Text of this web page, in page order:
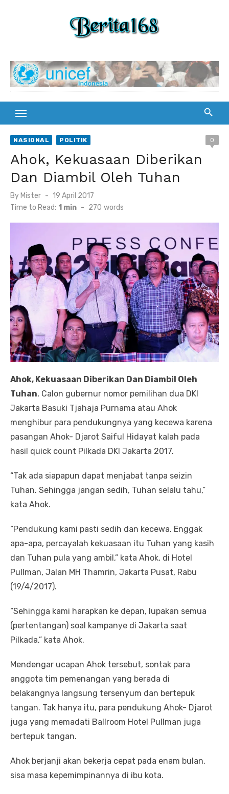
NASIONAL POLITIK 0
Ahok, Kekuasaan Diberikan
Dan Diambil Oleh Tuhan
By Mister
Posted
on
19 April 2017
Time to Read: 1 min - 270 words
Ahok, Kekuasaan Diberikan Dan Diambil Oleh
Tuhan, Calon gubernur nomor pemilihan dua DKI
Jakarta Basuki Tjahaja Purnama atau Ahok
menghibur para pendukungnya yang kecewa karena
pasangan Ahok- Djarot Saiful Hidayat kalah pada
hasil quick count Pilkada DKI Jakarta 2017.
“Tak ada siapapun dapat menjabat tanpa seizin
Tuhan. Sehingga jangan sedih, Tuhan selalu tahu,”
kata Ahok.
“Pendukung kami pasti sedih dan kecewa. Enggak
apa-apa, percayalah kekuasaan itu Tuhan yang kasih
dan Tuhan pula yang ambil,” kata Ahok, di Hotel
Pullman, Jalan MH Thamrin, Jakarta Pusat, Rabu
(19/4/2017).
“Sehingga kami harapkan ke depan, lupakan semua
(pertentangan) soal kampanye di Jakarta saat
Pilkada,” kata Ahok.
Mendengar ucapan Ahok tersebut, sontak para
anggota tim pemenangan yang berada di
belakangnya langsung tersenyum dan bertepuk
tangan. Tak hanya itu, para pendukung Ahok- Djarot
juga yang memadati Ballroom Hotel Pullman juga
bertepuk tangan.
Ahok berjanji akan bekerja cepat pada enam bulan,
sisa masa kepemimpinannya di ibu kota.